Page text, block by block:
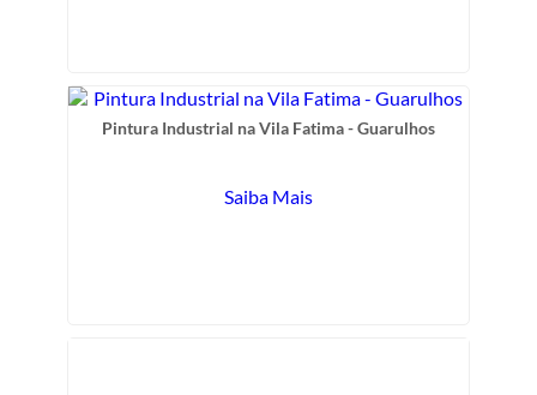
Pintura Industrial na Vila Fatima - Guarulhos
Saiba Mais